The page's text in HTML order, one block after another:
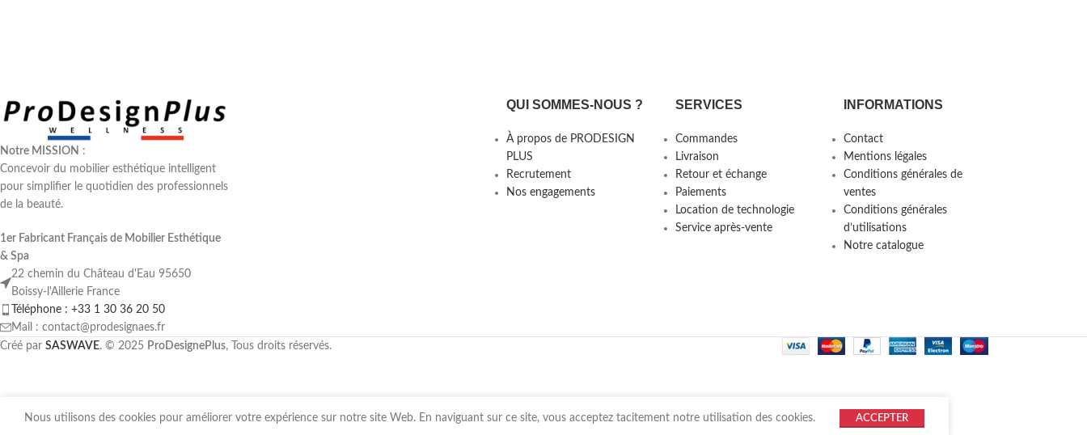
Notre MISSION :
Concevoir du mobilier esthétique intelligent
pour simplifier le quotidien des professionnels
de la beauté.
1er Fabricant Français de Mobilier Esthétique
& Spa
22 chemin du Château d'Eau 95650
Boissy-l'Aillerie France
Téléphone : +33 1 30 36 20 50
Mail : contact@prodesignaes.fr
QUI SOMMES-NOUS ?
À propos de PRODESIGN
PLUS
Recrutement
Nos engagements
SERVICES
Commandes
Livraison
Retour et échange
Paiements
Location de technologie
Service après-vente
INFORMATIONS
Contact
Mentions légales
Conditions générales de
ventes
Conditions générales
d’utilisations
Notre catalogue
Créé par SASWAVE. © 2025 ProDesignePlus, Tous droits réservés.
Nous utilisons des cookies pour améliorer votre expérience sur notre site Web. En naviguant sur ce site, vous acceptez tacitement notre utilisation des cookies. ACCEPTER